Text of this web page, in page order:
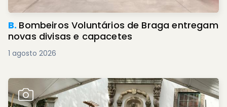
B. Bombeiros Voluntários de Braga entregam
novas divisas e capacetes
1 agosto 2026